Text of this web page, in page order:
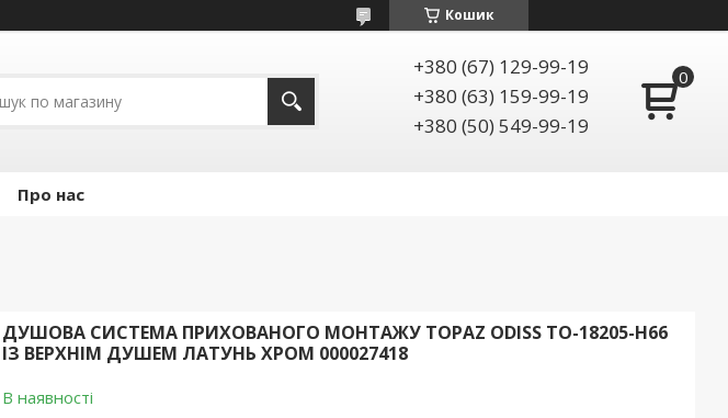
Кошик
+380 (67) 129-99-19
+380 (63) 159-99-19
+380 (50) 549-99-19
Про нас
ДУШОВА СИСТЕМА ПРИХОВАНОГО МОНТАЖУ TOPAZ ODISS TO-18205-H66
ІЗ ВЕРХНІМ ДУШЕМ ЛАТУНЬ ХРОМ 000027418
В наявності